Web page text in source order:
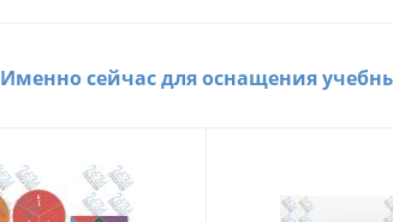
Именно сейчас для оснащения